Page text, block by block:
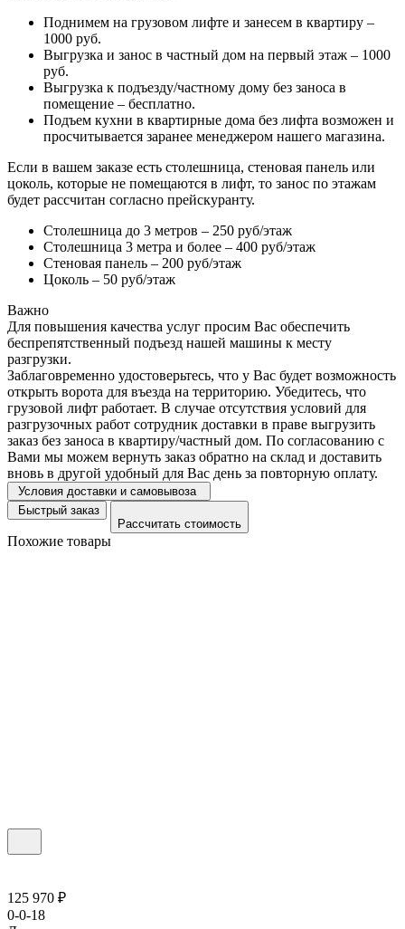
Поднимем на грузовом лифте и занесем в квартиру –
1000 руб.
Выгрузка и занос в частный дом на первый этаж – 1000
руб.
Выгрузка к подъезду/частному дому без заноса в
помещение – бесплатно.
Подъем кухни в квартирные дома без лифта возможен и
просчитывается заранее менеджером нашего магазина.
Если в вашем заказе есть столешница, стеновая панель или
цоколь, которые не помещаются в лифт, то занос по этажам
будет рассчитан согласно прейскуранту.
Столешница до 3 метров – 250 руб/этаж
Столешница 3 метра и более – 400 руб/этаж
Стеновая панель – 200 руб/этаж
Цоколь – 50 руб/этаж
Важно
Для повышения качества услуг просим Вас обеспечить
беспрепятственный подъезд нашей машины к месту
разгрузки.
Заблаговременно удостоверьтесь, что у Вас будет возможность
открыть ворота для въезда на территорию. Убедитесь, что
грузовой лифт работает. В случае отсутствия условий для
разгрузочных работ сотрудник доставки в праве выгрузить
заказ без заноса в квартиру/частный дом. По согласованию с
Вами мы можем вернуть заказ обратно на склад и доставить
вновь в другой удобный для Вас день за повторную оплату.
Условия доставки и самовывоза
Быстрый заказ
Рассчитать стоимость
Похожие товары
125 970 ₽
0-0-18